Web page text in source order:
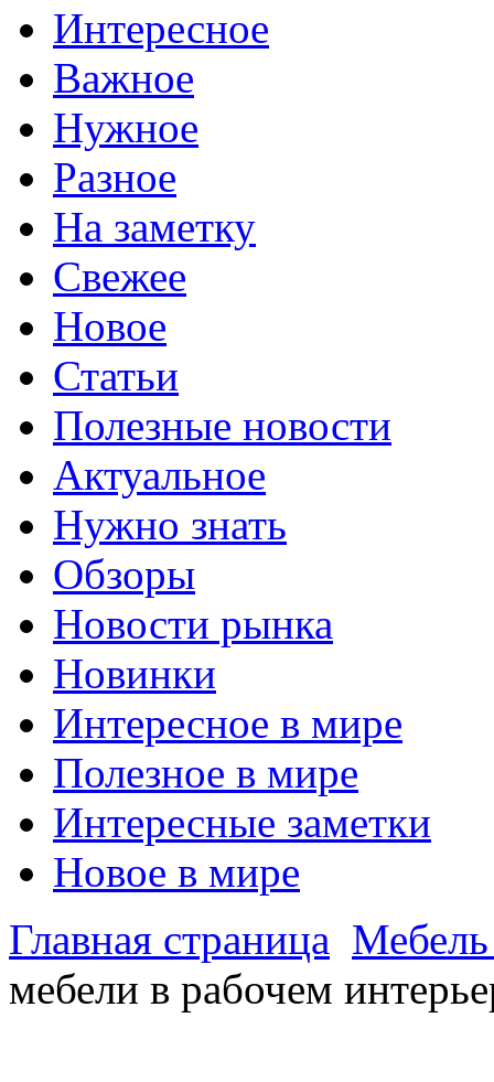
Интересное
Важное
Нужное
Разное
На заметку
Свежее
Новое
Статьи
Полезные новости
Актуальное
Нужно знать
Обзоры
Новости рынка
Новинки
Интересное в мире
Полезное в мире
Интересные заметки
Новое в мире
Главная страница
мебели в рабочем